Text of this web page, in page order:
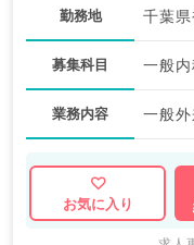
勤務地 千葉
募集科目 一般
業務内容 一般
お気に入り